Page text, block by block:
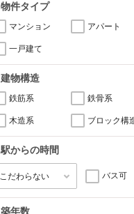
物件タイプ
マンション アパート
一戸建て
建物構造
鉄筋系 鉄骨系
木造系 ブロック構
駅からの時間
バス可
築年数